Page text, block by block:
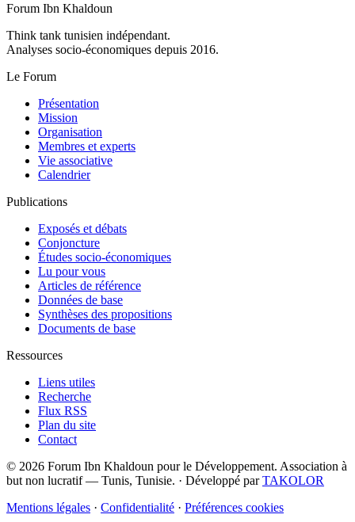
Forum Ibn Khaldoun
Think tank tunisien indépendant.
Analyses socio-économiques depuis 2016.
Le Forum
Présentation
Mission
Organisation
Membres et experts
Vie associative
Calendrier
Publications
Exposés et débats
Conjoncture
Études socio-économiques
Lu pour vous
Articles de référence
Données de base
Synthèses des propositions
Documents de base
Ressources
Liens utiles
Recherche
Flux RSS
Plan du site
Contact
© 2026 Forum Ibn Khaldoun pour le Développement. Association à
but non lucratif — Tunis, Tunisie. · Développé parTAKOLOR
Mentions légales · Confidentialité · Préférences cookies